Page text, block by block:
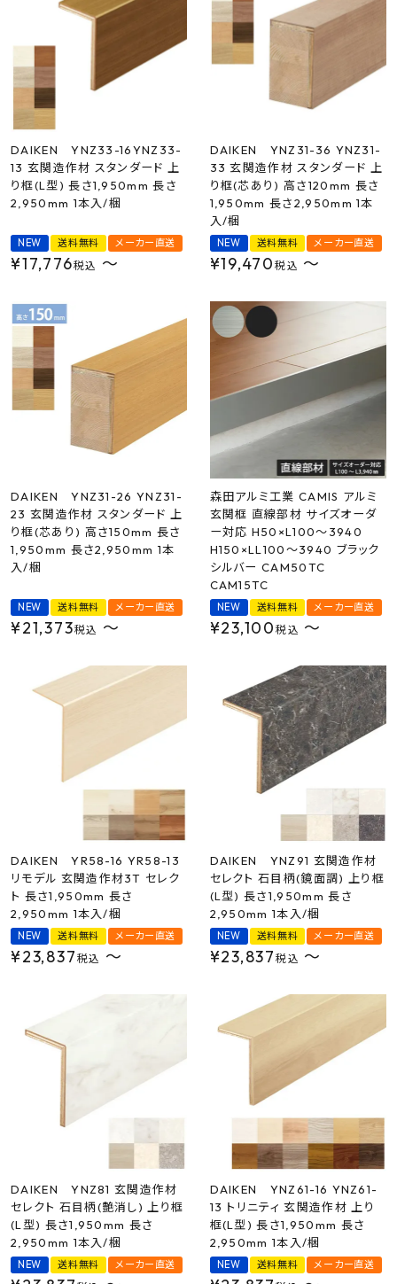
DAIKEN YNZ33-16YNZ33-
13 玄関造作材 スタンダード 上
り框(L型) 長さ1,950mm 長さ
2,950mm 1本入/梱
NEW 送料無料 メーカー直送
¥17,776税込 〜
DAIKEN YNZ31-36 YNZ31-
33 玄関造作材 スタンダード 上
り框(芯あり) 高さ120mm 長さ
1,950mm 長さ2,950mm 1本
入/梱
NEW 送料無料 メーカー直送
¥19,470税込 〜
DAIKEN YNZ31-26 YNZ31-
23 玄関造作材 スタンダード 上
り框(芯あり) 高さ150mm 長さ
1,950mm 長さ2,950mm 1本
入/梱
NEW 送料無料 メーカー直送
¥21,373税込 〜
森田アルミ工業 CAMIS アルミ
玄関框 直線部材 サイズオーダ
ー対応 H50×L100～3940
H150×LL100～3940 ブラック
シルバー CAM50TC
CAM15TC
NEW 送料無料 メーカー直送
¥23,100税込 〜
DAIKEN YR58-16 YR58-13
リモデル 玄関造作材3T セレク
ト 長さ1,950mm 長さ
2,950mm 1本入/梱
NEW 送料無料 メーカー直送
¥23,837 税込 〜
DAIKEN YNZ91 玄関造作材
セレクト 石目柄(鏡面調) 上り框
(L型) 長さ1,950mm 長さ
2,950mm 1本入/梱
NEW 送料無料 メーカー直送
¥23,837税込 〜
DAIKEN YNZ81 玄関造作材
セレクト 石目柄(艶消し) 上り框
(L型) 長さ1,950mm 長さ
2,950mm 1本入/梱
NEW 送料無料 メーカー直送
DAIKEN YNZ61-16 YNZ61-
13 トリニティ 玄関造作材 上り
框(L型) 長さ1,950mm 長さ
2,950mm 1本入/梱
NEW 送料無料 メーカー直送